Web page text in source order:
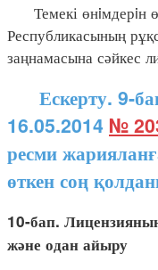
Темекі өнiмдерiн
Республикасының
заңнамасына сәйкес
Ескерту. 9-
16.05.2014 №
ресми
өткен соң
10-бап.
және одан айыру